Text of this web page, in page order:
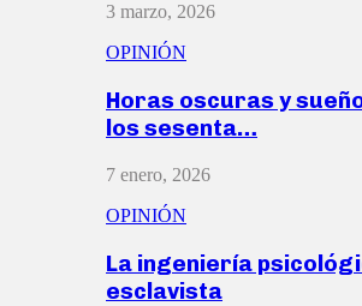
3 marzo, 2026
OPINIÓN
Horas oscuras y
los sesenta…
7 enero, 2026
OPINIÓN
La ingeniería
esclavista